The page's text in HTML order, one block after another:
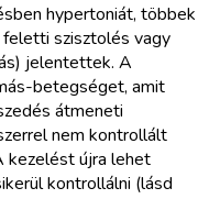
hypertoniát, többek
szisztolés vagy
jelentettek. A
betegséget, amit
átmeneti
nem kontrollált
kezelést újra lehet
kontrollálni (lásd